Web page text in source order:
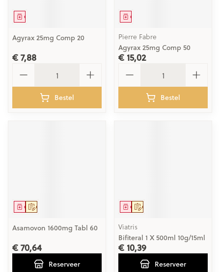
Geneesmiddel
Agyrax 25mg Comp 20
€ 7,88
Bestel
Geneesmiddel
Pierre Fabre
Agyrax 25mg Comp 50
€ 15,02
Bestel
Op voorschrift
Geneesmiddel
Asamovon 1600mg Tabl 60
€ 70,64
Reserveer
Op voorschrift
Geneesmiddel
Viatris
Bifiteral 1 X 500ml 10g/15ml
€ 10,39
Reserveer